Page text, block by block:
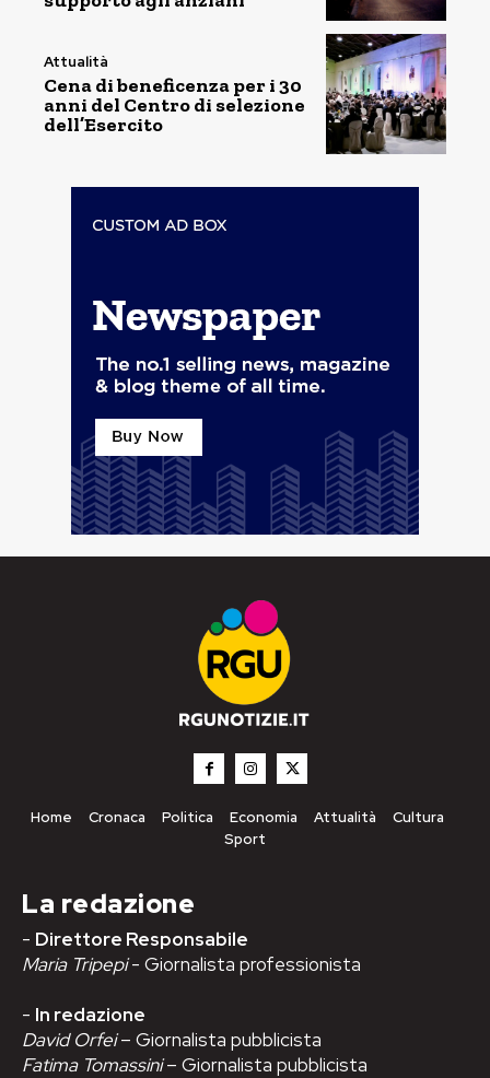
Attualità
Cena di beneficenza per i 30
anni del Centro di selezione
dell’Esercito
Home Cronaca Politica Economia Attualità
Cultura
Sport
La redazione
- Direttore Responsabile
Maria Tripepi- Giornalista professionista
- In redazione
David Orfei– Giornalista pubblicista
Fatima Tomassini– Giornalista pubblicista